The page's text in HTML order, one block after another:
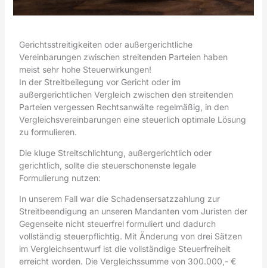
Gerichtsstreitigkeiten oder außergerichtliche
Vereinbarungen zwischen streitenden Parteien haben
meist sehr hohe Steuerwirkungen!
In der Streitbeilegung vor Gericht oder im
außergerichtlichen Vergleich zwischen den streitenden
Parteien vergessen Rechtsanwälte regelmäßig, in den
Vergleichsvereinbarungen eine steuerlich optimale Lösung
zu formulieren.
Die kluge Streitschlichtung, außergerichtlich oder
gerichtlich, sollte die steuerschonenste legale
Formulierung nutzen:
In unserem Fall war die Schadensersatzzahlung zur
Streitbeendigung an unseren Mandanten vom Juristen der
Gegenseite nicht steuerfrei formuliert und dadurch
vollständig steuerpflichtig. Mit Änderung von drei Sätzen
im Vergleichsentwurf ist die vollständige Steuerfreiheit
erreicht worden. Die Vergleichssumme von 300.000,- €